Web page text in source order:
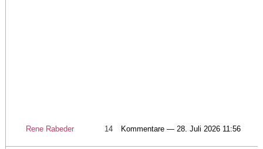
Rene Rabeder 14 Kommentare — 28. Juli 2026 11:56